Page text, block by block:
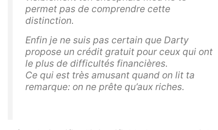
permet pas de comprendre cette
distinction.
Enfin je ne suis pas certain que Darty
propose un crédit gratuit pour ceux qui ont
le plus de difficultés financières.
Ce qui est très amusant quand on lit ta
remarque: on ne prête qu’aux riches.